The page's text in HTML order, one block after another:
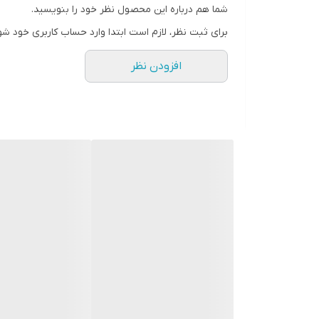
شما هم درباره این محصول نظر خود را بنویسید.
برای ثبت نظر، لازم است ابتدا وارد حساب کاربری خود
افزودن نظر